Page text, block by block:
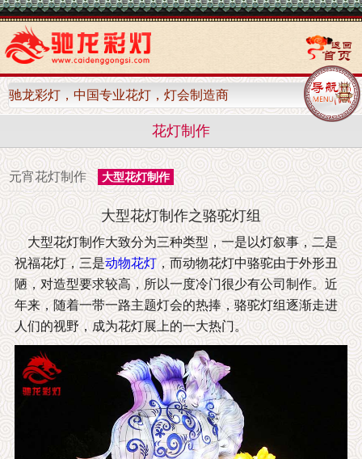
驰龙彩灯，中国专业花灯，灯会制造商
花灯制作
元宵花灯制作 大型花灯制作
大型花灯制作之骆驼灯组
大型花灯制作大致分为三种类型，一是以灯叙事，二是
祝福花灯，三是动物花灯，而动物花灯中骆驼由于外形丑
陋，对造型要求较高，所以一度冷门很少有公司制作。近
年来，随着一带一路主题灯会的热捧，骆驼灯组逐渐走进
人们的视野，成为花灯展上的一大热门。